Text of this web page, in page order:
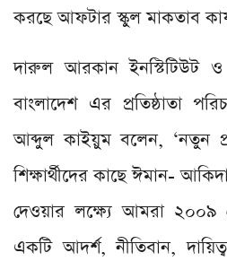
করছে আফটার স্কুল মাকতাব
দারুল আরকান ইনস্টিটিউট
বাংলাদেশ এর প্রতিষ্ঠাতা
আব্দুল কাইয়ুম বলেন, ‘নতুন
শিক্ষার্থীদের কাছে ঈমান-
দেওয়ার লক্ষ্যে আমরা ২০০৯
একটি আদর্শ, নীতিবান,